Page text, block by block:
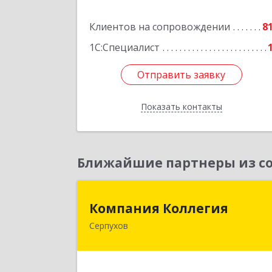
Клиентов на сопровождении
81
1С:Специалист
1
Отправить заявку
Показать контакты
Подробнее
Отправить заявку
Назад
Ближайшие партнеры из
Компания Коллегия
Серпухов
142211, Московская обл, Серпухов г,